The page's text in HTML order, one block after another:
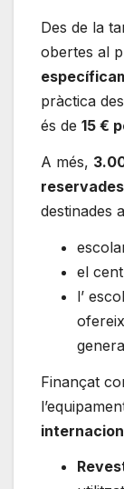
Des de la
obertes al
pràctica
és de 15 €
A més,
destinades
el
l’
Finançat